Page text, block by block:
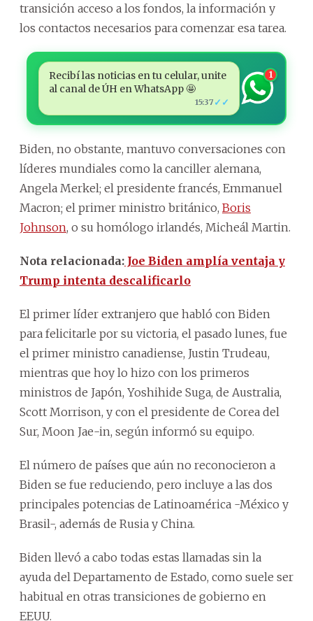
transición acceso a los fondos, la información y
los contactos necesarios para comenzar esa tarea.
Recibí las noticias en tu celular, unite
al canal de ÚH en WhatsApp 🤩
15:37 ✓✓
1
Biden, no obstante, mantuvo conversaciones con
líderes mundiales como la canciller alemana,
Angela Merkel; el presidente francés, Emmanuel
Macron; el primer ministro británico, Boris
Johnson, o su homólogo irlandés, Micheál Martin.
Nota relacionada: Joe Biden amplía ventaja y
Trump intenta descalificarlo
El primer líder extranjero que habló con Biden
para felicitarle por su victoria, el pasado lunes, fue
el primer ministro canadiense, Justin Trudeau,
mientras que hoy lo hizo con los primeros
ministros de Japón, Yoshihide Suga, de Australia,
Scott Morrison, y con el presidente de Corea del
Sur, Moon Jae-in, según informó su equipo.
El número de países que aún no reconocieron a
Biden se fue reduciendo, pero incluye a las dos
principales potencias de Latinoamérica -México y
Brasil-, además de Rusia y China.
Biden llevó a cabo todas estas llamadas sin la
ayuda del Departamento de Estado, como suele ser
habitual en otras transiciones de gobierno en
EEUU.